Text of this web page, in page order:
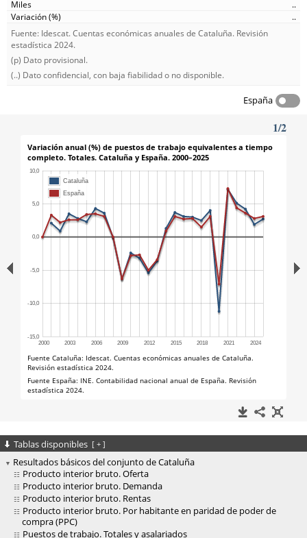
..
..
Fuente: Idescat. Cuentas económicas anuales de Cataluña. Revisión
estadística 2024.
(p) Dato provisional.
(..) Dato confidencial, con baja fiabilidad o no disponible.
España
Tablas disponibles [ + ]
Resultados básicos del conjunto de Cataluña
Producto interior bruto. Oferta
Producto interior bruto. Demanda
Producto interior bruto. Rentas
Producto interior bruto. Por habitante en paridad de poder de
compra (PPC)
Puestos de trabajo. Totales y asalariados